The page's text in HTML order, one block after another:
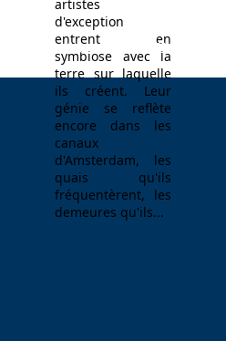
artistes
d'exception
entrent en
symbiose avec la
terre sur laquelle
ils créent. Leur
génie se reflète
encore dans les
canaux
d'Amsterdam, les
quais qu'ils
fréquentèrent, les
demeures qu'ils...
Espace professionnel Contact